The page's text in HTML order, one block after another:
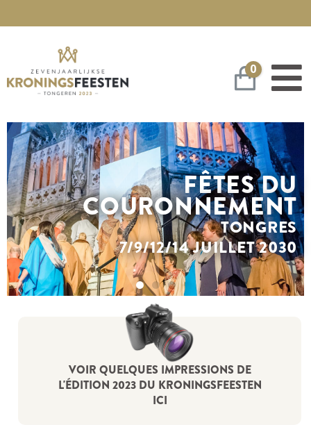
Panier
0
FÊTES DU
COURONNEMENT
TONGRES
7/9/12/14 JUILLET 2030
VOIR QUELQUES IMPRESSIONS DE
L'ÉDITION 2023 DU KRONINGSFEESTEN
ICI